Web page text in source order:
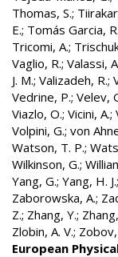
Thomas, S.;
E.; Tomás Garcia, R.
Tricomi, A.;
Vaglio, R.; Valassi,
J. M.; Valizadeh, R.;
Vedrine, P.; Velev,
Viazlo, O.; Vicini, A.;
Volpini, G.; von
Watson, T. P.;
Wilkinson, G.;
Yang, G.; Yang, H. J.;
Zaborowska, A.;
Z.; Zhang, Y.;
Zlobin, A. V.;
European